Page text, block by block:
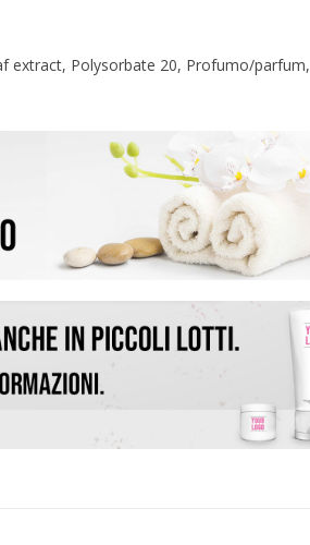
extract, Polysorbate 20, Profumo/parfum,